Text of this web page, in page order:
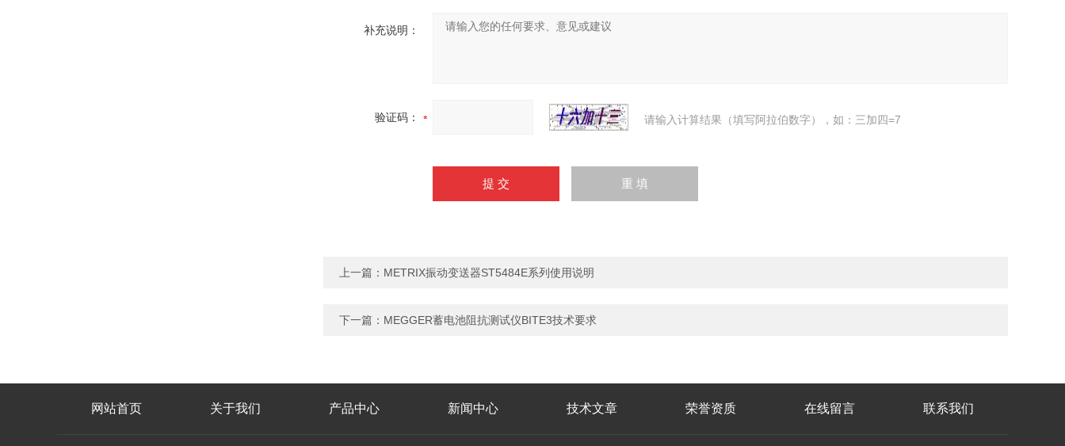
补充说明：
验证码： 请输入计算结果（填写阿拉伯数字），如：三加四=7
上一篇： METRIX振动变送器ST5484E系列使用说明
下一篇： MEGGER蓄电池阻抗测试仪BITE3技术要求
网站首页 关于我们 产品中心 新闻中心 技术文章 荣誉资质 在线留言 联系我们